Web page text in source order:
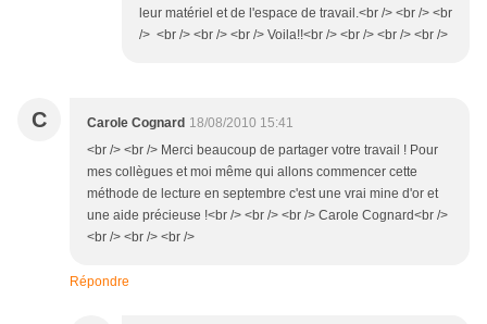
leur matériel et de l'espace de travail.<br /> <br /> <br
/> <br /> <br /> <br /> Voila!!<br /> <br /> <br /> <br />
C Carole Cognard 18/08/2010 15:41
<br /> <br /> Merci beaucoup de partager votre travail ! Pour
mes collègues et moi même qui allons commencer cette
méthode de lecture en septembre c'est une vrai mine d'or et
une aide précieuse !<br /> <br /> <br /> Carole Cognard<br />
<br /> <br /> <br />
Répondre